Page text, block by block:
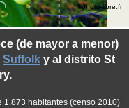
(de mayor a menor)
Suffolk y al distrito St
1.873 habitantes (censo 2010)
©photo-libre.fr